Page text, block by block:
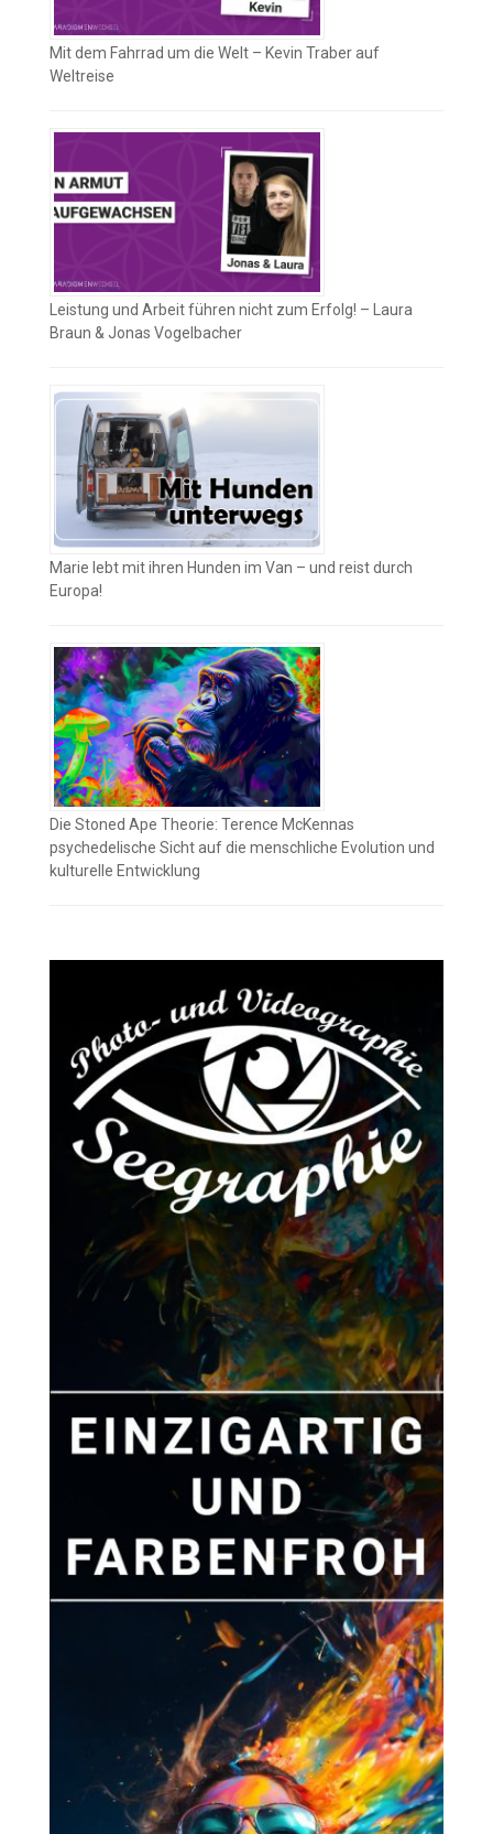
Mit dem Fahrrad um die Welt – Kevin Traber auf
Weltreise
Leistung und Arbeit führen nicht zum Erfolg! – Laura
Braun & Jonas Vogelbacher
Marie lebt mit ihren Hunden im Van – und reist durch
Europa!
Die Stoned Ape Theorie: Terence McKennas
psychedelische Sicht auf die menschliche Evolution und
kulturelle Entwicklung